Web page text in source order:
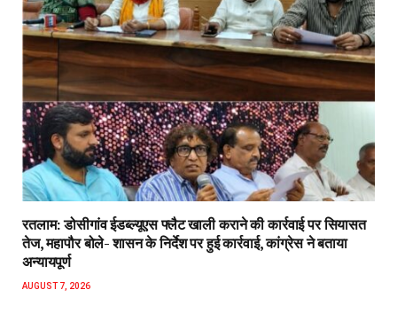
रतलाम: डोसीगांव ईडब्ल्यूएस फ्लैट खाली कराने की कार्रवाई पर सियासत
तेज, महापौर बोले- शासन के निर्देश पर हुई कार्रवाई, कांग्रेस ने बताया
अन्यायपूर्ण
AUGUST 7, 2026